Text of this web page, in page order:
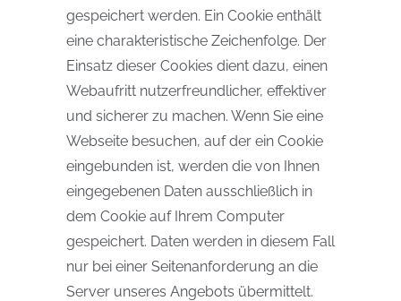
gespeichert werden. Ein Cookie enthält
eine charakteristische Zeichenfolge. Der
Einsatz dieser Cookies dient dazu, einen
Webaufritt nutzerfreundlicher, effektiver
und sicherer zu machen. Wenn Sie eine
Webseite besuchen, auf der ein Cookie
eingebunden ist, werden die von Ihnen
eingegebenen Daten ausschließlich in
dem Cookie auf Ihrem Computer
gespeichert. Daten werden in diesem Fall
nur bei einer Seitenanforderung an die
Server unseres Angebots übermittelt.